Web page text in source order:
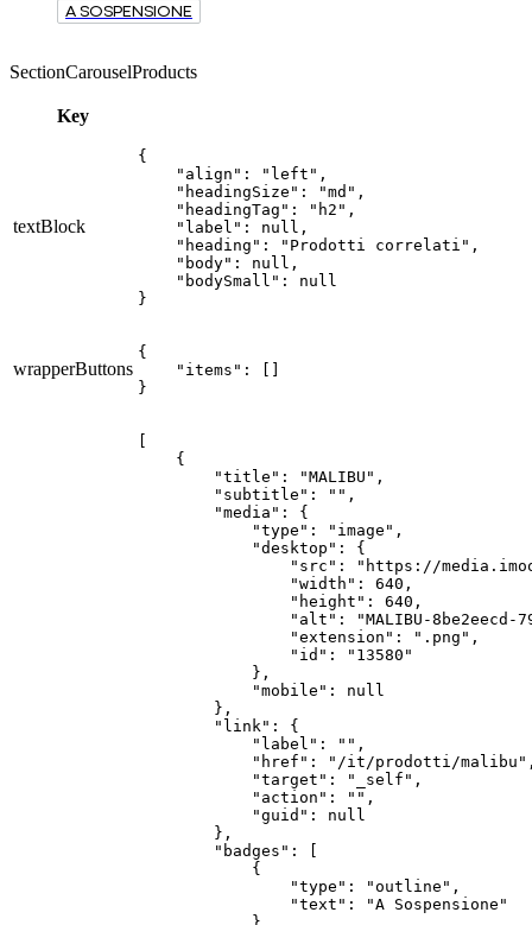
A SOSPENSIONE
SectionCarouselProducts
Key
textBlock
{
    "align": "left",
    "headingSize": "md",
    "headingTag": "h2",
    "label": null,
    "heading": "Prodotti correlati",
    "body": null,
    "bodySmall": null
}
wrapperButtons
{
    "items": []
}
    {
        "title": "MALIBU",
        "subtitle": "",
        "media": {
            "type": "image",
            "desktop": {
"src": "https://
                "width": 640,
                "height": 640,
"alt": "MALIBU-8be2eecd-
                "extension": ".png",
                "id": "13580"
            },
            "mobile": null
        },
        "link": {
            "label": "",
"href": "/it/prodotti/
            "target": "_self",
            "action": "",
            "guid": null
        },
        "badges": [
            {
                "type": "outline",
                "text": "A Sospensione"